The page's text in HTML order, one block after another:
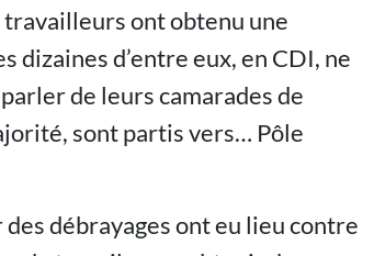
ont obtenu une
dizaines d’entre eux, en CDI, ne
de leurs camarades de
sont partis vers… Pôle
des débrayages ont eu lieu contre